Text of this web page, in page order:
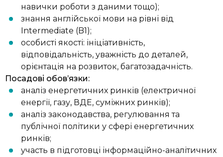
навички роботи з даними тощо);
знання англійської мови на рівні від
Intermediate (B1);
особисті якості: ініціативність,
відповідальність, уважність до деталей,
орієнтація на розвиток, багатозадачність.
Посадові обов’язки:
аналіз енергетичних ринків (електричної
енергії, газу, ВДЕ, суміжних ринків);
аналіз законодавства, регулювання та
публічної політики у сфері енергетичних
ринків;
участь в підготовці інформаційно-аналітичних